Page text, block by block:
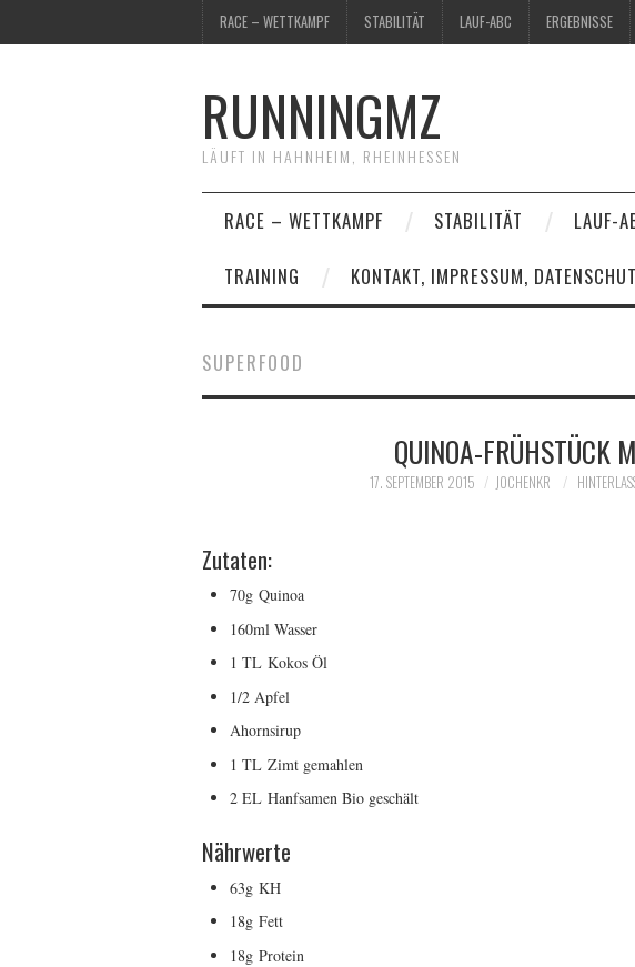
RACE – WETTKAMPF STABILITÄT LAUF-ABC ERGEBNISSE
RUNNINGMZ
LÄUFT IN HAHNHEIM, RHEINHESSEN
RACE – WETTKAMPF STABILITÄT LAUF-
TRAINING
KONTAKT, IMPRESSUM,
SUPERFOOD
QUINOA-FRÜHSTÜCK
17. SEPTEMBER 2015 JOCHENKR
Zutaten:
70g Quinoa
160ml Wasser
1 TL Kokos Öl
1/2 Apfel
Ahornsirup
1 TL Zimt gemahlen
2 EL Hanfsamen Bio geschält
Nährwerte
63g KH
18g Fett
18g Protein